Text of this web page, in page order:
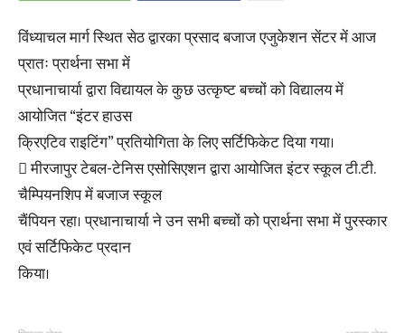
विंध्याचल मार्ग स्थित सेठ द्वारका प्रसाद बजाज एजुकेशन सेंटर में आज
प्रातः प्रार्थना सभा में
प्रधानाचार्या द्वारा विद्यायल के कुछ उत्कृष्ट बच्चों को विद्यालय में
आयोजित “इंटर हाउस
क्रिएटिव राइटिंग” प्रतियोगिता के लिए सर्टिफिकेट दिया गया।
 मीरजापुर टेबल-टेनिस एसोसिएशन द्वारा आयोजित इंटर स्कूल टी.टी.
चैम्पियनशिप में बजाज स्कूल
चैंपियन रहा। प्रधानाचार्या ने उन सभी बच्चों को प्रार्थना सभा में पुरस्कार
एवं सर्टिफिकेट प्रदान
किया।